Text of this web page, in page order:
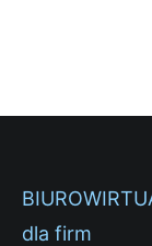
dla firm